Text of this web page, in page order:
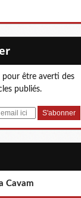
pour être averti des
publiés.
Cavam